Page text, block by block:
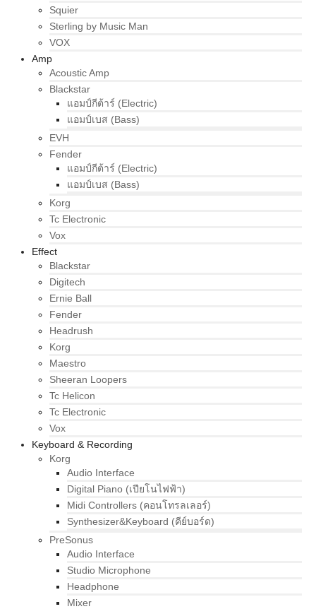
Squier
Sterling by Music Man
VOX
Amp
Acoustic Amp
Blackstar
แอมป์กีต้าร์ (Electric)
แอมป์เบส (Bass)
EVH
Fender
แอมป์กีต้าร์ (Electric)
แอมป์เบส (Bass)
Korg
Tc Electronic
Vox
Effect
Blackstar
Digitech
Ernie Ball
Fender
Headrush
Korg
Maestro
Sheeran Loopers
Tc Helicon
Tc Electronic
Vox
Keyboard & Recording
Korg
Audio Interface
Digital Piano (เปียโนไฟฟ้า)
Midi Controllers (คอนโทรลเลอร์)
Synthesizer&Keyboard (คีย์บอร์ด)
PreSonus
Audio Interface
Studio Microphone
Headphone
Mixer